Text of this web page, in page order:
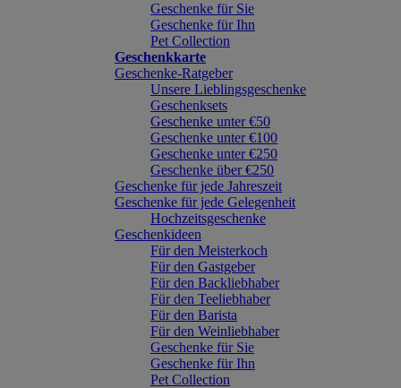
Geschenke für Sie
Geschenke für Ihn
Pet Collection
Geschenkkarte
Geschenke-Ratgeber
Unsere Lieblingsgeschenke
Geschenksets
Geschenke unter €50
Geschenke unter €100
Geschenke unter €250
Geschenke über €250
Geschenke für jede Jahreszeit
Geschenke für jede Gelegenheit
Hochzeitsgeschenke
Geschenkideen
Für den Meisterkoch
Für den Gastgeber
Für den Backliebhaber
Für den Teeliebhaber
Für den Barista
Für den Weinliebhaber
Geschenke für Sie
Geschenke für Ihn
Pet Collection